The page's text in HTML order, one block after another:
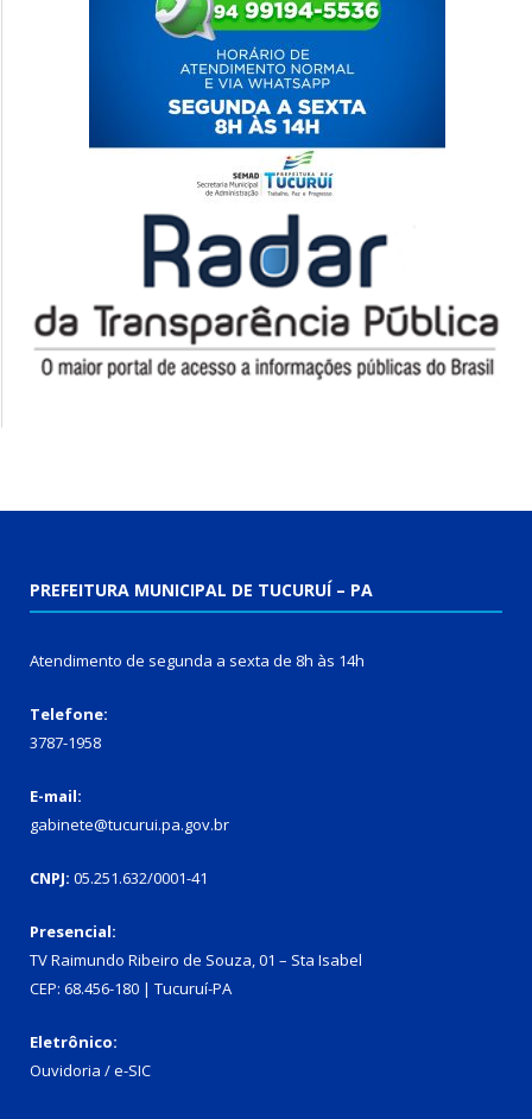
PREFEITURA MUNICIPAL DE TUCURUÍ – PA
Atendimento de segunda a sexta de 8h às 14h
Telefone:
3787-1958
E-mail:
gabinete@tucurui.pa.gov.br
CNPJ: 05.251.632/0001-41
Presencial:
TV Raimundo Ribeiro de Souza, 01 – Sta Isabel
CEP: 68.456-180 | Tucuruí-PA
Eletrônico:
Ouvidoria /e-SIC